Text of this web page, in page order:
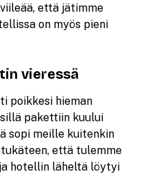
että jätimme
on myös pieni
vieressä
poikkesi hieman
pakettiin kuului
sopi meille kuitenkin
että tulemme
ja hotellin läheltä löytyi